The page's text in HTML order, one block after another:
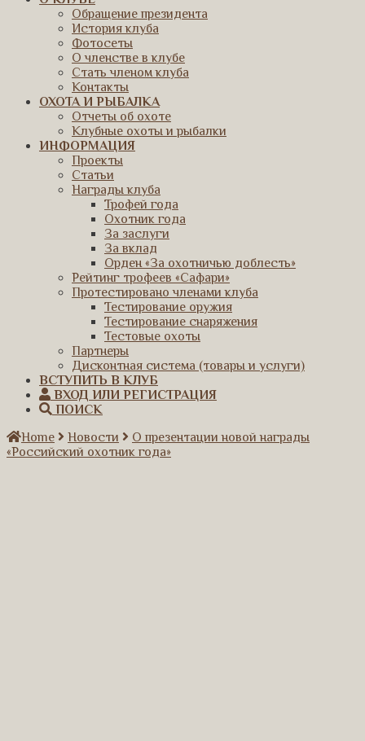
Обращение президента
История клуба
Фотосеты
О членстве в клубе
Стать членом клуба
Контакты
ОХОТА И РЫБАЛКА
Отчеты об охоте
Клубные охоты и рыбалки
ИНФОРМАЦИЯ
Проекты
Статьи
Награды клуба
Трофей года
Охотник года
За заслуги
За вклад
Орден «За охотничью доблесть»
Рейтинг трофеев «Сафари»
Протестировано членами клуба
Тестирование оружия
Тестирование снаряжения
Тестовые охоты
Партнеры
Дисконтная система (товары и услуги)
ВСТУПИТЬ В КЛУБ
ВХОД ИЛИ РЕГИСТРАЦИЯ
ПОИСК
Home
Новости
О презентации новой награды
«Российский охотник года»